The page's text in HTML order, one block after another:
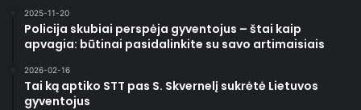
2025-11-20
Policija skubiai perspėja gyventojus – štai kaip
apvagia: būtinai pasidalinkite su savo artimaisiais
2026-02-16
Tai ką aptiko STT pas S. Skvernelį sukrėtė Lietuvos
gyventojus